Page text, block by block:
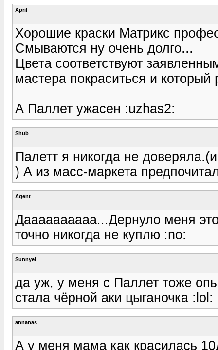
April
Хорошие краски Матрикс
Смываются ну очень долго...
Цвета соответствуют
мастера покраситься и
А Паллет ужасен :uzhas2:
Shub
Палетт я никогда не
) А из масс-маркета
Agent
Даааааааааа...Дернуло меня
точно никогда не куплю :no:
Sunnyel
да уж, у меня с Паллет тоже
стала чёрной аки цыганочка :lol:
annanas
А у меня мама как красилась